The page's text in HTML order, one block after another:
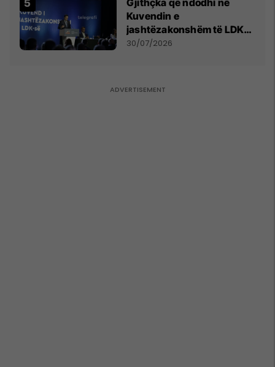
Kuvendin e
jashtëzakonshëm të LDK-
së
30/07/2026